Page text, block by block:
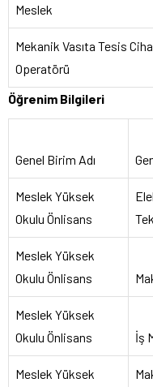
Meslek
Mekanik Vasıta Tesis
Operatörü
Öğrenim Bilgileri
Genel Birim Adı
Meslek Yüksek
Okulu Önlisans
Meslek Yüksek
Okulu Önlisans
Meslek Yüksek
Okulu Önlisans
İş
Meslek Yüksek